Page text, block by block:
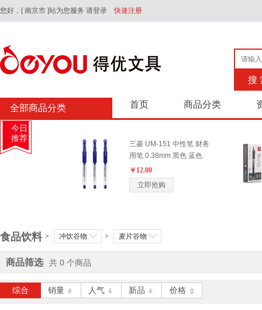
您好， [ 南京市 ]站为您服务 请登录 快速注册
搜
全部商品分类 首页 商品分类
今日
推荐
三菱 UM-151 中性笔 财务
用笔 0.38mm 黑色 蓝色
￥12.00
立即抢购
0.7mm 黑色
￥12.00
食品饮料 > 冲饮谷物 > 麦片谷物
商品筛选 共 0 个商品
综合 销量 人气 新品 价格